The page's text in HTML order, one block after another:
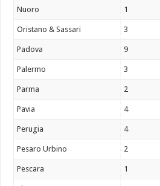
Nuoro 1
Oristano & Sassari 3
Padova 9
Palermo 3
Parma 2
Pavia 4
Perugia 4
Pesaro Urbino 2
Pescara 1